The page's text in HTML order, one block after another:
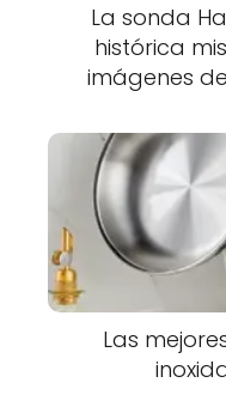
La sonda
histórica
imágenes
Las